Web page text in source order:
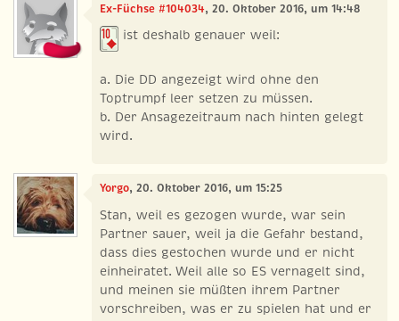
Ex-Füchse #104034, 20. Oktober 2016, um 14:48
ist deshalb genauer weil:
a. Die DD angezeigt wird ohne den
Toptrumpf leer setzen zu müssen.
b. Der Ansagezeitraum nach hinten gelegt
wird.
Yorgo, 20. Oktober 2016, um 15:25
Stan, weil es gezogen wurde, war sein
Partner sauer, weil ja die Gefahr bestand,
dass dies gestochen wurde und er nicht
einheiratet. Weil alle so ES vernagelt sind,
und meinen sie müßten ihrem Partner
vorschreiben, was er zu spielen hat und er